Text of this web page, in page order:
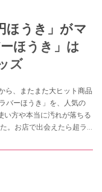
ほうき」がマ
ほうき」は
ズ
ら、またまた大ヒット商品
バーほうき」を、人気の
い方や本当に汚れが落ちる
。お店で出会えたら超ラ